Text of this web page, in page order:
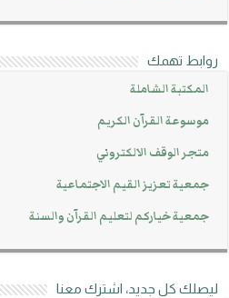
روابط تهمك
المكتبة الشاملة
موسوعة القرآن الكريم
متجر الوقف الالكتروني
جمعية تعزيز القيم الاجتماعية
جمعية خياركم لتعليم القرآن والسنة
ليصلك كل جديد، اشترك معنا